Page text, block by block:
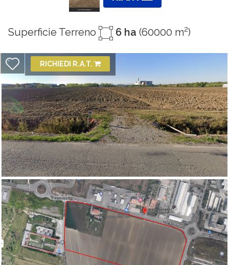
Superficie Terreno 6 ha (60000 m2)
RICHIEDI R.A.T.